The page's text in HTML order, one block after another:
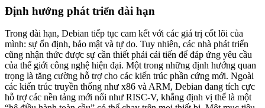
Định hướng phát triển dài hạn
Trong dài hạn, Debian tiếp tục cam kết với các giá trị cốt lõi của
mình: sự ổn định, bảo mật và tự do. Tuy nhiên, các nhà phát triển
cũng nhận thức được sự cần thiết phải cải tiến để đáp ứng yêu cầu
của thế giới công nghệ hiện đại. Một trong những định hướng quan
trọng là tăng cường hỗ trợ cho các kiến trúc phần cứng mới. Ngoài
các kiến trúc truyền thống như x86 và ARM, Debian đang tích cực
hỗ trợ các nền tảng mới nổi như RISC-V, khẳng định vị thế là một